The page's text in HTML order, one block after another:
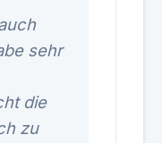
sehr
die
zu